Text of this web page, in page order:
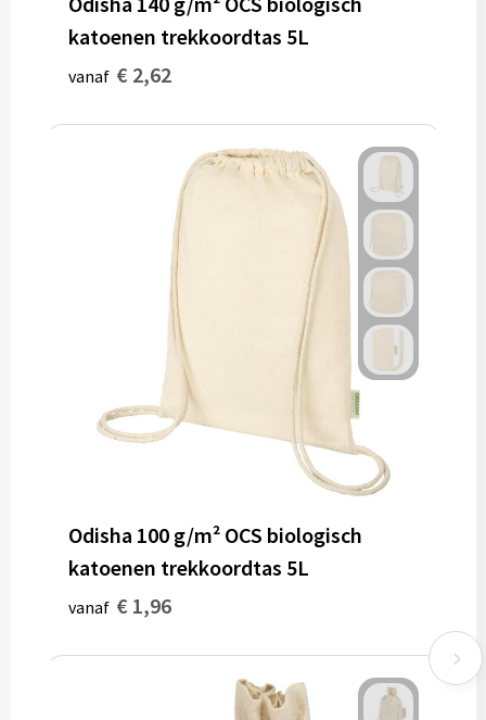
katoenen trekkoordtas 5L
vanaf € 2,62
Odisha 100 g/m² OCS biologisch
katoenen trekkoordtas 5L
vanaf € 1,96